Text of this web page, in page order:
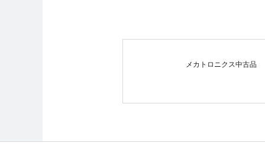
メカトロニクス中古品